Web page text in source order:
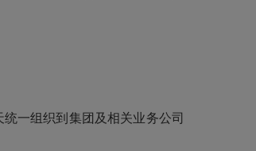
一组织到集团及相关业务公司